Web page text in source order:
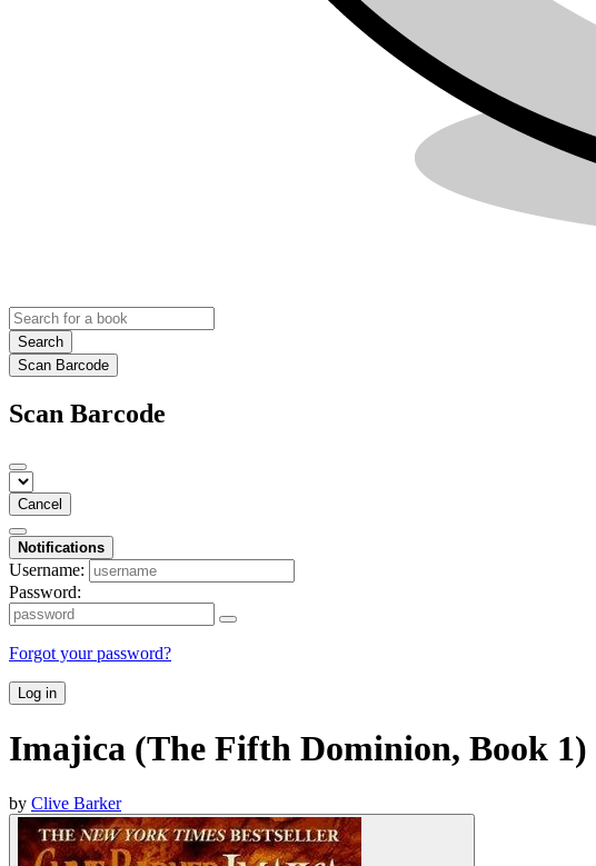
Search
Scan Barcode
Scan Barcode
Cancel
Notifications
Username:
Password:
Forgot your password?
Log in
Imajica (The Fifth Dominion, Book 1)
by Clive Barker